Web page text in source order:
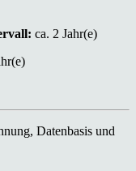
ca. 2 Jahr(e)
Datenbasis und